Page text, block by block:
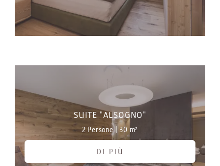
SUITE "ALSOGNO"
2 Persone| 30 m²
DI PIÙ